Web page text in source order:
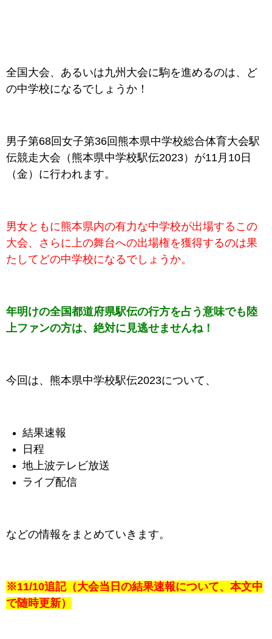
全国大会、あるいは九州大会に駒を進めるのは、ど
の中学校になるでしょうか！
男子第68回女子第36回熊本県中学校総合体育大会駅
伝競走大会（熊本県中学校駅伝2023）が11月10日
（金）に行われます。
男女ともに熊本県内の有力な中学校が出場するこの
大会、さらに上の舞台への出場権を獲得するのは果
たしてどの中学校になるでしょうか。
年明けの全国都道府県駅伝の行方を占う意味でも陸
上ファンの方は、絶対に見逃せませんね！
今回は、熊本県中学校駅伝2023について、
結果速報
日程
地上波テレビ放送
ライブ配信
などの情報をまとめていきます。
※11/10追記（大会当日の結果速報について、本文中
で随時更新）